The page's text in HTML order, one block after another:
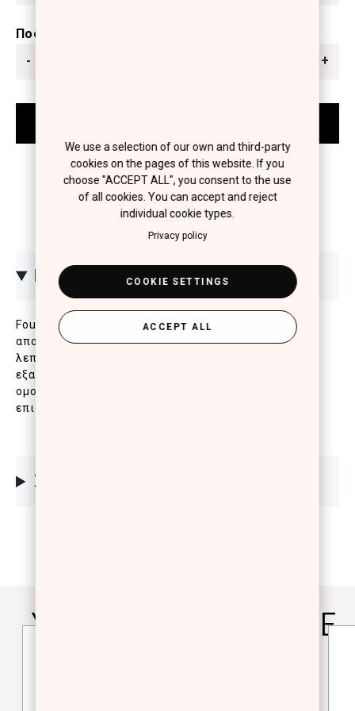
Ποσότητα
-
+
ΠΕΡΙΓΡΑΦΗ
Foundation για μέτρια κάλυψη με φυσικό
αποτέλεσμα, που διαρκεί έως και 16 ώρες. Με
λεπτή υφή και σύμπλεγμα ενεργών συστατικών που
εξασφαλίζουν εύκολη εφαρμογή και τέλεια,
ομοιόμορφη όψη. Κατάλληλο για όλες τις
επιδερμίδες, SPF 15
ΣΥΣΤΑΤΙΚΑ
YOU WILL ALSO LOVE
We use a selection of our own and third-party
cookies on the pages of this website. If you
choose "ACCEPT ALL", you consent to the use
of all cookies. You can accept and reject
individual cookie types.
Privacy policy
COOKIE SETTINGS
ACCEPT ALL